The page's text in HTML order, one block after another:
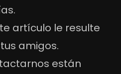
artículo le resulte
amigos.
están